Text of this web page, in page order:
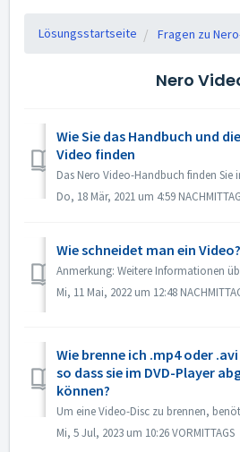
Lösungsstartseite Fragen zu
Nero
Wie Sie das Handbuch und
Video finden
Do, 18 Mär, 2021 um 4:59
Wie schneidet man ein Video?
Mi, 11 Mai, 2022 um 12:48
Wie brenne ich .mp4 oder
so dass sie im DVD-Player
können?
Mi, 5 Jul, 2023 um 10:26 VORMITTAGS